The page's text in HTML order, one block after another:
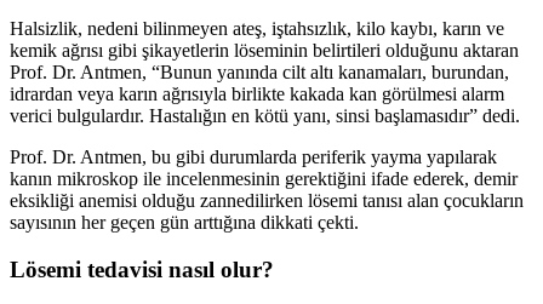
Halsizlik, nedeni bilinmeyen ateş, iştahsızlık, kilo kaybı, karın ve
kemik ağrısı gibi şikayetlerin löseminin belirtileri olduğunu aktaran
Prof. Dr. Antmen, “Bunun yanında cilt altı kanamaları, burundan,
idrardan veya karın ağrısıyla birlikte kakada kan görülmesi alarm
verici bulgulardır. Hastalığın en kötü yanı, sinsi başlamasıdır” dedi.
Prof. Dr. Antmen, bu gibi durumlarda periferik yayma yapılarak
kanın mikroskop ile incelenmesinin gerektiğini ifade ederek, demir
eksikliği anemisi olduğu zannedilirken lösemi tanısı alan çocukların
sayısının her geçen gün arttığına dikkati çekti.
Lösemi tedavisi nasıl olur?